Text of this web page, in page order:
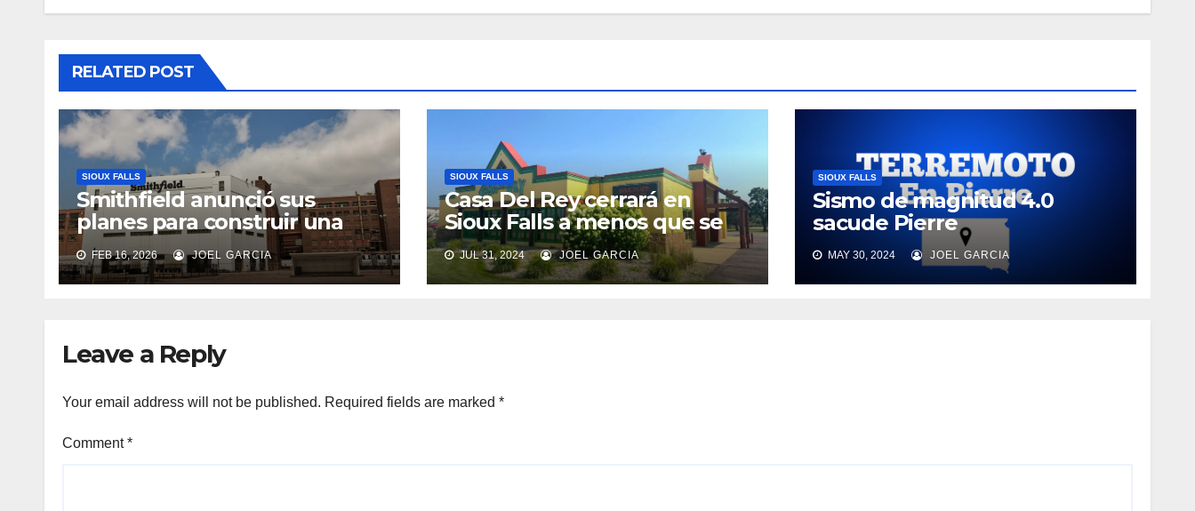
RELATED POST
SIOUX FALLS
Smithfield anunció sus
planes para construir una
nueva planta de
procesamiento de carnes de
cerdo de última generación
FEB 16, 2026 JOEL GARCIA
SIOUX FALLS
Casa Del Rey cerrará en
Sioux Falls a menos que se
encuentre un nuevo
propietario
JUL 31, 2024 JOEL GARCIA
SIOUX FALLS
Sismo de magnitud 4.0
sacude Pierre
MAY 30, 2024 JOEL GARCIA
Leave a Reply
Your email address will not be published. Required fields are marked *
Comment*